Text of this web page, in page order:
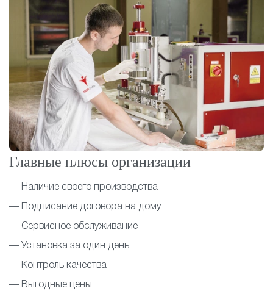
Главные плюсы организации
— Наличие своего производства
— Подписание договора на дому
— Сервисное обслуживание
— Установка за один день
— Контроль качества
— Выгодные цены